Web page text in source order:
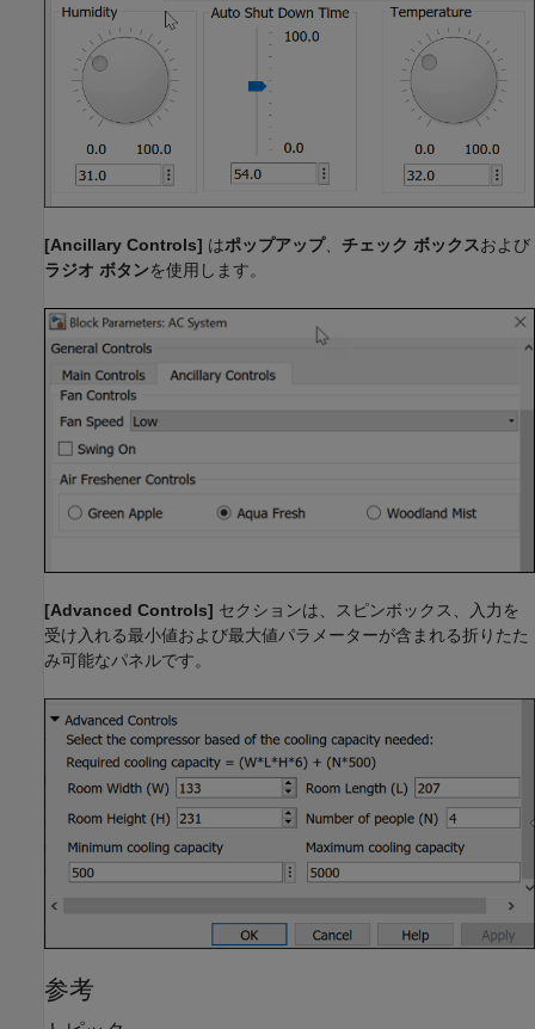
[Ancillary Controls] はポップアップ、 チェック ボックスおよび
ラジオ ボタンを使用します。
[Advanced Controls] セクションは、スピンボックス、入力を
受け入れる最小値および最大値パラメーターが含まれる折りたた
み可能なパネルです。
参考